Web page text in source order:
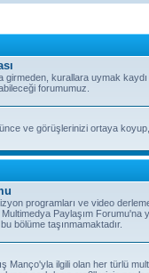
girmeden, kurallara uymak
forumumuz.
ve görüşlerinizi ortaya
programları ve video
Multimedya Paylaşım
bölüme taşınmamaktadır.
Manço'yla ilgili olan her türlü